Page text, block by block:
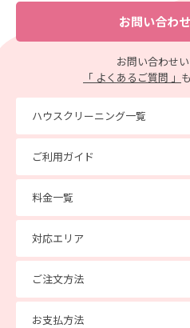
お問い合わ
お問い合わせ
「 よくあるご質問 」
ハウスクリーニング一覧
ご利用ガイド
料金一覧
対応エリア
ご注文方法
お支払方法